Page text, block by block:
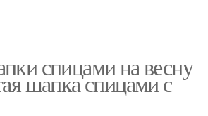
спицами на весну
шапка спицами с